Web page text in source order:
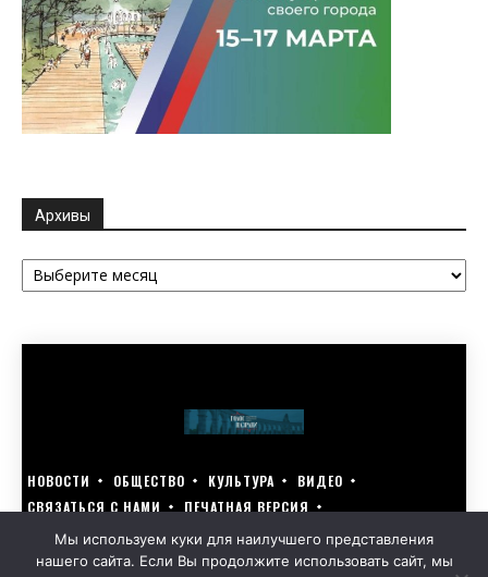
Архивы
Архивы
НОВОСТИ ОБЩЕСТВО КУЛЬТУРА
ВИДЕО
СВЯЗАТЬСЯ С НАМИ
ПЕЧАТНАЯ ВЕРСИЯ
ГОЛОСУЙ ЗА БЛАГОУСТРОЙСТВО СВОЕГО ГОРОДА 15–17 МАРТА
GOLOS-NAZRANI.RU ВСЕ ПРАВА ЗАЩИЩЕНЫ | РАЗРАБОТАНО KARTOEV.RU
Мы используем куки для наилучшего представления
нашего сайта. Если Вы продолжите использовать сайт, мы